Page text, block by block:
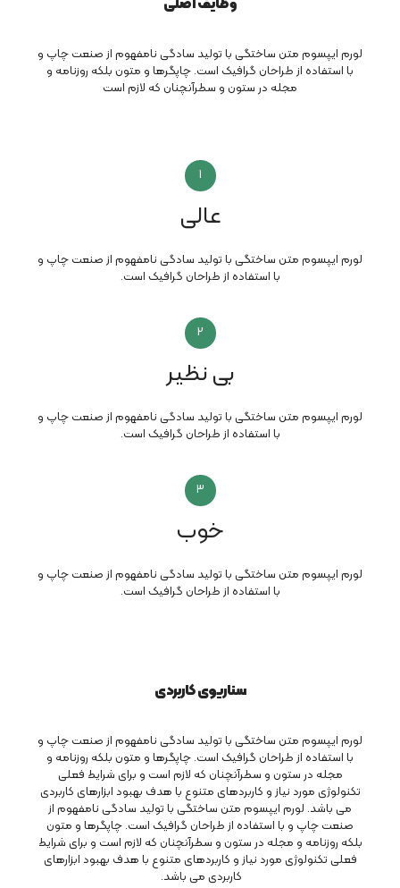
وظایف اصلی
لورم ایپسوم متن ساختگی با تولید سادگی نامفهوم از صنعت چاپ و
با استفاده از طراحان گرافیک است. چاپگرها و متون بلکه روزنامه و
مجله در ستون و سطرآنچنان که لازم است
1
عالی
لورم ایپسوم متن ساختگی با تولید سادگی نامفهوم از صنعت چاپ و
با استفاده از طراحان گرافیک است.
2
بی نظیر
لورم ایپسوم متن ساختگی با تولید سادگی نامفهوم از صنعت چاپ و
با استفاده از طراحان گرافیک است.
3
خوب
لورم ایپسوم متن ساختگی با تولید سادگی نامفهوم از صنعت چاپ و
با استفاده از طراحان گرافیک است.
سناریوی کاربردی
لورم ایپسوم متن ساختگی با تولید سادگی نامفهوم از صنعت چاپ و
با استفاده از طراحان گرافیک است. چاپگرها و متون بلکه روزنامه و
مجله در ستون و سطرآنچنان که لازم است و برای شرایط فعلی
تکنولوژی مورد نیاز و کاربردهای متنوع با هدف بهبود ابزارهای کاربردی
می باشد. لورم ایپسوم متن ساختگی با تولید سادگی نامفهوم از
صنعت چاپ و با استفاده از طراحان گرافیک است. چاپگرها و متون
بلکه روزنامه و مجله در ستون و سطرآنچنان که لازم است و برای شرایط
فعلی تکنولوژی مورد نیاز و کاربردهای متنوع با هدف بهبود ابزارهای
کاربردی می باشد.